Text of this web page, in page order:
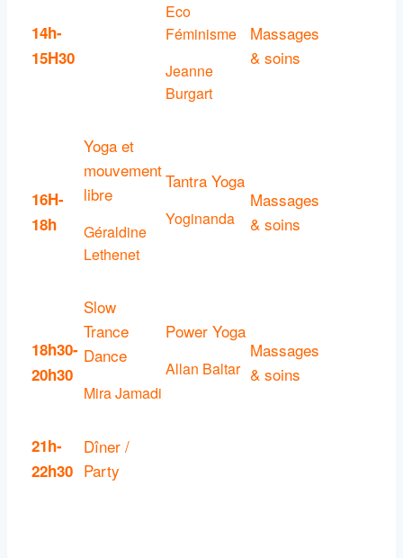
14h-
15H30
Eco
Féminisme
Jeanne
Burgart
Massages
& soins
16H-
18h
Yoga et
mouvement
libre
Géraldine
Lethenet
Tantra Yoga
Yoginanda
Massages
& soins
18h30-
20h30
Slow
Trance
Dance
Mira Jamadi
Power Yoga
Allan Baltar
Massages
& soins
21h-
22h30
Dîner /
Party